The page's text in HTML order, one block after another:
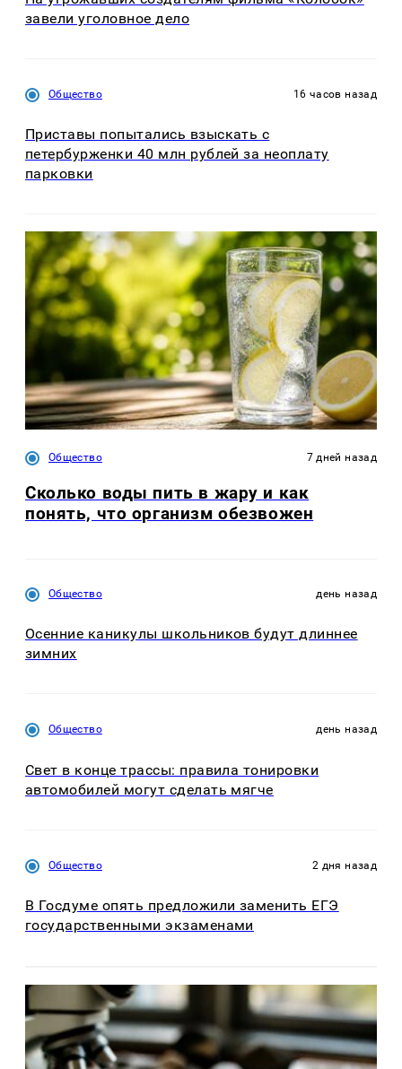
завели уголовное дело
Общество 16 часов назад
Приставы попытались взыскать с
петербурженки 40 млн рублей за неоплату
парковки
Общество 7 дней назад
Сколько воды пить в жару и как
понять, что организм обезвожен
Общество день назад
Осенние каникулы школьников будут длиннее
зимних
Общество день назад
Свет в конце трассы: правила тонировки
автомобилей могут сделать мягче
Общество 2 дня назад
В Госдуме опять предложили заменить ЕГЭ
государственными экзаменами